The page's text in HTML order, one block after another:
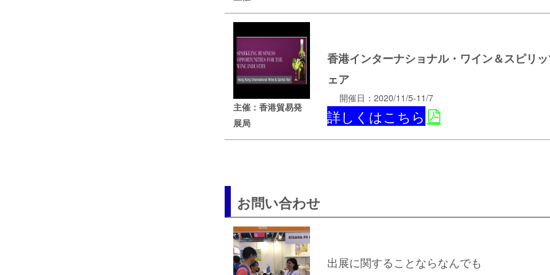
主催：香港貿易発
展局
香港インターナショナル・ワイン＆スピリ
ェア
開催日：2020/11/5-11/7
詳しくはこちら
お問い合わせ
出展に関することならなんでも